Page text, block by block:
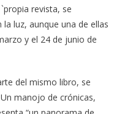
revista, se
luz, aunque una de ellas
y el 24 de junio de
del mismo libro, se
manojo de crónicas,